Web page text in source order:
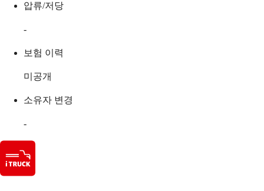
압류/저당
-
보험 이력
미공개
소유자 변경
-